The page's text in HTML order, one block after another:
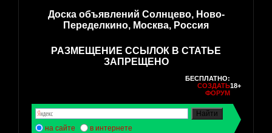
Доска объявлений Солнцево, Ново-
Переделкино, Москва, Россия
РАЗМЕЩЕНИЕ ССЫЛОК В СТАТЬЕ
ЗАПРЕЩЕНО
БЕСПЛАТНО:
СОЗДАТЬ
ФОРУМ
18+
на сайте в интернете